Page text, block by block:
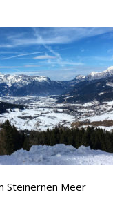
Steinernen Meer